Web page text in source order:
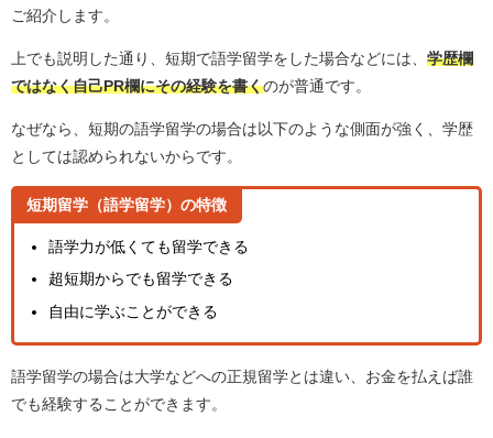
ご紹介します。
上でも説明した通り、短期で語学留学をした場合などには、 学歴欄
ではなく自己PR欄にその経験を書くのが普通です。
なぜなら、短期の語学留学の場合は以下のような側面が強く、学歴
としては認められないからです。
短期留学（語学留学）の特徴
語学力が低くても留学できる
超短期からでも留学できる
自由に学ぶことができる
語学留学の場合は大学などへの正規留学とは違い、お金を払えば誰
でも経験することができます。